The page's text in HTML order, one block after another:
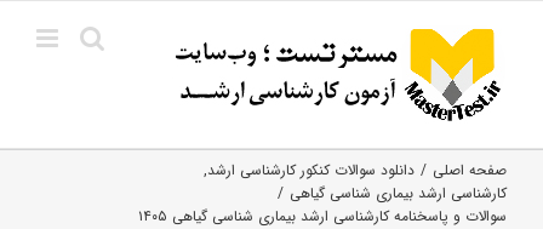
content
صفحه اصلی
دانلود سوالات کنکور کارشناسی ارشد
کارشناسی ارشد بیماری‌ شناسی گیاهی
سوالات و پاسخنامه کارشناسی ارشد بیماری شناسی گیاهی ۱۴۰۵